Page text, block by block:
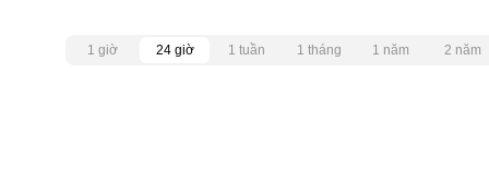
1 giờ 24 giờ 1 tuần 1 tháng 1 năm 2 năm